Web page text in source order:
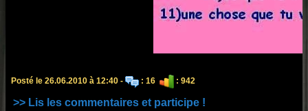
Posté le 26.06.2010 à 12:40 - : 16 : 942
>> Lis les commentaires et participe !